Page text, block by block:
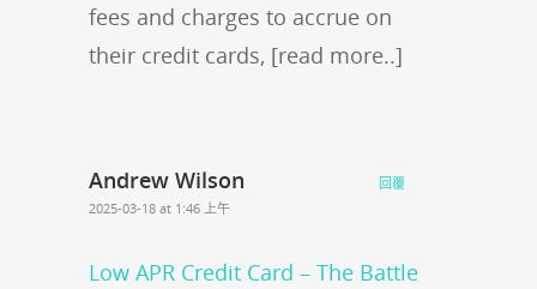
fees and charges to accrue on
their credit cards, [read more..]
Andrew Wilson
2025-03-18 at 1:46 上午
Low APR Credit Card – The Battle
回覆